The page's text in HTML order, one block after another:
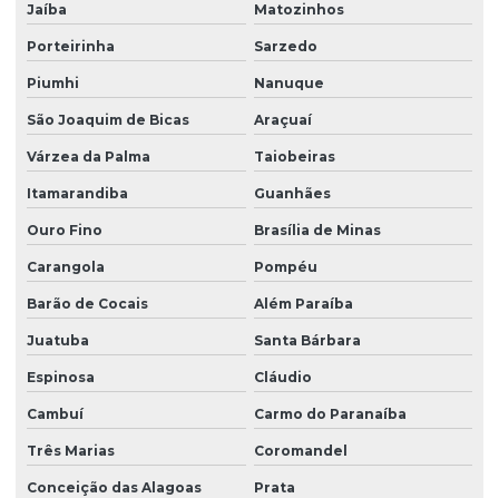
Jaíba Matozinhos
Porteirinha Sarzedo
Piumhi Nanuque
São Joaquim de Bicas Araçuaí
Várzea da Palma Taiobeiras
Itamarandiba Guanhães
Ouro Fino Brasília de Minas
Carangola Pompéu
Barão de Cocais Além Paraíba
Juatuba Santa Bárbara
Espinosa Cláudio
Cambuí Carmo do Paranaíba
Três Marias Coromandel
Conceição das Alagoas Prata